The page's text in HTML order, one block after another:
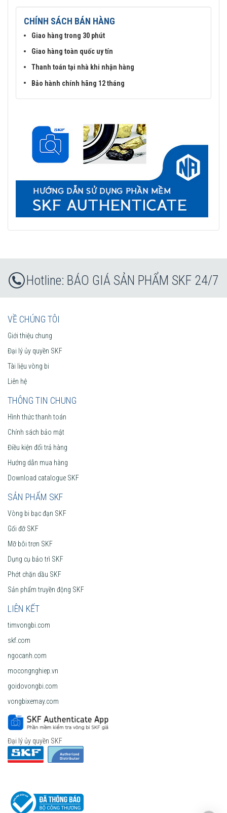
CHÍNH SÁCH BÁN HÀNG
Giao hàng trong 30 phút
Giao hàng toàn quốc uy tín
Thanh toán tại nhà khi nhận hàng
Bảo hành chính hãng 12 tháng
BÁO GIÁ SẢN PHẨM SKF 24/7
VỀ CHÚNG TÔI
Giới thiệu chung
Đại lý ủy quyền SKF
Tài liệu vòng bi
Liên hệ
THÔNG TIN CHUNG
Hình thức thanh toán
Chính sách bảo mật
Điều kiện đổi trả hàng
Hướng dẫn mua hàng
Download catalogue SKF
SẢN PHẨM SKF
Vòng bi bạc đạn SKF
Gối đỡ SKF
Mỡ bôi trơn SKF
Dụng cụ bảo trì SKF
Phớt chặn dầu SKF
Sản phẩm truyền động SKF
LIÊN KẾT
timvongbi.com
skf.com
ngocanh.com
mocongnghiep.vn
goidovongbi.com
vongbixemay.com
Đại lý ủy quyền SKF